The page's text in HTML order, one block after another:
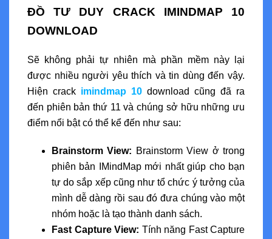
ĐỒ TƯ DUY CRACK IMINDMAP 10
DOWNLOAD
Sẽ không phải tự nhiên mà phần mềm này lại
được nhiều người yêu thích và tin dùng đến vậy.
Hiện crack imindmap 10 download cũng đã ra
đến phiên bản thứ 11 và chúng sở hữu những ưu
điểm nổi bật có thể kể đến như sau:
Brainstorm View: Brainstorm View ở trong
phiên bản IMindMap mới nhất giúp cho bạn
tự do sắp xếp cũng như tổ chức ý tưởng của
mình dễ dàng rồi sau đó đưa chúng vào một
nhóm hoặc là tạo thành danh sách.
Fast Capture View: Tính năng Fast Capture